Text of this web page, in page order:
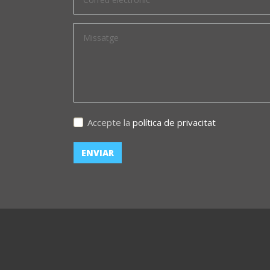
Accepte la política de privacitat